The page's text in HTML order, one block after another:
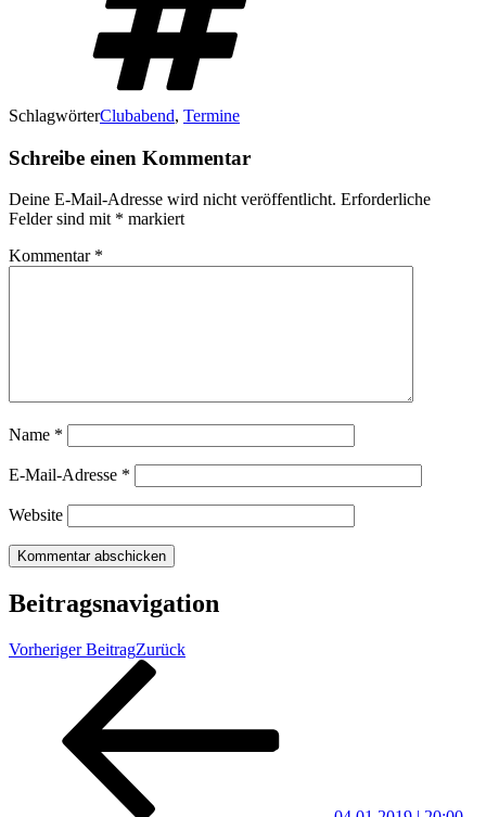
SchlagwörterClubabend, Termine
Schreibe einen Kommentar
Deine E-Mail-Adresse wird nicht veröffentlicht. Erforderliche
Felder sind mit * markiert
Kommentar *
Name *
E-Mail-Adresse *
Website
Beitragsnavigation
Vorheriger BeitragZurück